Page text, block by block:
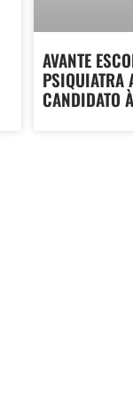
AVANTE
PSIQUIATRA
CANDIDATO